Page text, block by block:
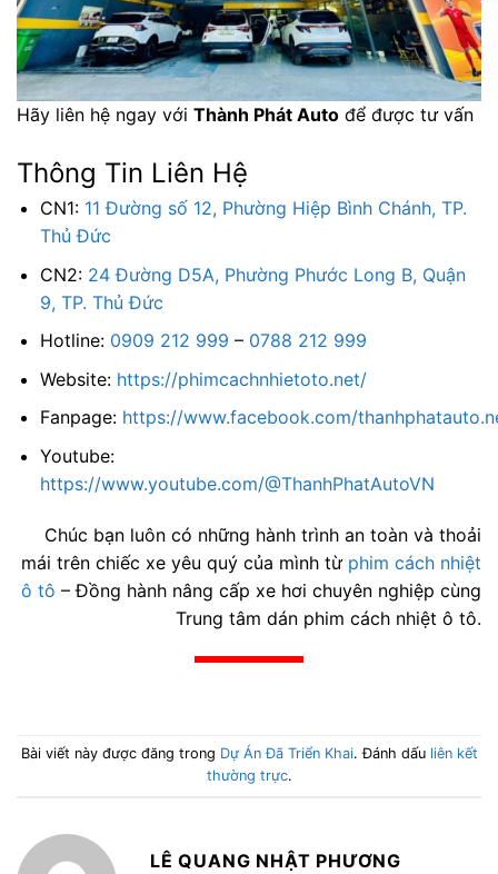
Hãy liên hệ ngay với Thành Phát Auto để được tư vấn
Thông Tin Liên Hệ
CN1: 11 Đường số 12, Phường Hiệp Bình Chánh, TP.
Thủ Đức
CN2: 24 Đường D5A, Phường Phước Long B, Quận
9, TP. Thủ Đức
Hotline: 0909 212 999 – 0788 212 999
Website: https://phimcachnhietoto.net/
Fanpage: https://www.facebook.com/
Youtube:
https://www.youtube.com/@ThanhPhatAutoVN
Chúc bạn luôn có những hành trình an toàn và thoải
mái trên chiếc xe yêu quý của mình từ phim cách nhiệt
ô tô – Đồng hành nâng cấp xe hơi chuyên nghiệp cùng
Trung tâm dán phim cách nhiệt ô tô.
Bài viết này được đăng trong Dự Án Đã Triển Khai. Đánh dấu liên kết
thường trực.
LÊ QUANG NHẬT PHƯƠNG